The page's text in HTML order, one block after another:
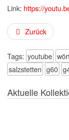
Link: https://
Zurück
Tags: youtube
salzstetten g60
Aktuelle